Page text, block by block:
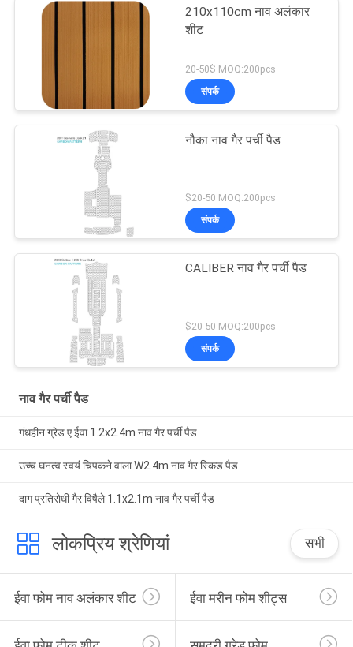
210x110cm नाव अलंकार
शीट
20-50$ MOQ:200pcs
संपर्क
नौका नाव गैर पर्ची पैड
$20-50 MOQ:200pcs
संपर्क
CALIBER नाव गैर पर्ची पैड
$20-50 MOQ:200pcs
संपर्क
नाव गैर पर्ची पैड
गंधहीन ग्रेड ए ईवा 1.2x2.4m नाव गैर पर्ची पैड
उच्च घनत्व स्वयं चिपकने वाला W2.4m नाव गैर स्किड पैड
दाग प्रतिरोधी गैर विषैले 1.1x2.1m नाव गैर पर्ची पैड
लोकप्रिय श्रेणियां सभी
ईवा फोम नाव अलंकार शीट ईवा मरीन फोम शीट्स